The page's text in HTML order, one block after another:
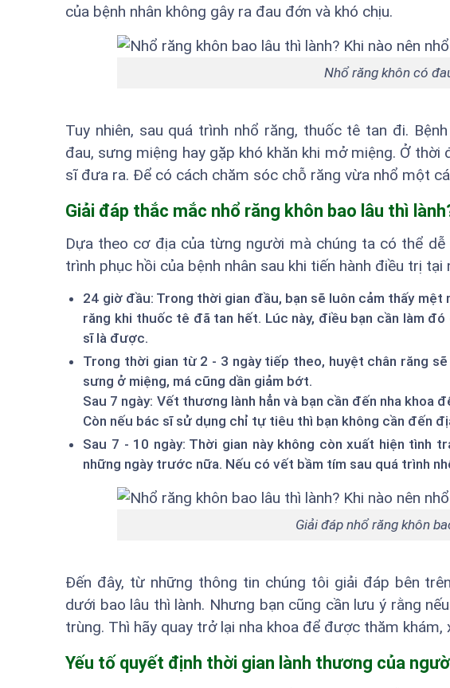
của bệnh nhân không gây ra đau đớn và khó chịu.
Nhổ răng khôn có
Tuy nhiên, sau quá trình nhổ răng, thuốc tê tan đi.
đau, sưng miệng hay gặp khó khăn khi mở miệng. Ở
sĩ đưa ra. Để có cách chăm sóc chỗ răng vừa nhổ một
Giải đáp thắc mắc nhổ răng khôn bao lâu thì
Dựa theo cơ địa của từng người mà chúng ta có thể dễ
trình phục hồi của bệnh nhân sau khi tiến hành điều trị tại
24 giờ đầu: Trong thời gian đầu, bạn sẽ luôn cảm thấy
răng khi thuốc tê đã tan hết. Lúc này, điều bạn cần làm
sĩ là được.
Trong thời gian từ 2 - 3 ngày tiếp theo, huyệt chân răng
sưng ở miệng, má cũng dần giảm bớt.
Sau 7 ngày: Vết thương lành hẳn và bạn cần đến nha
Còn nếu bác sĩ sử dụng chỉ tự tiêu thì bạn không cần đến
Sau 7 - 10 ngày: Thời gian này không còn xuất hiện tình
những ngày trước nữa. Nếu có vết bầm tím sau quá trình
Giải đáp nhổ răng khôn
Đến đây, từ những thông tin chúng tôi giải đáp bên
dưới bao lâu thì lành. Nhưng bạn cũng cần lưu ý rằng
trùng. Thì hãy quay trở lại nha khoa để được thăm khám,
Yếu tố quyết định thời gian lành thương của